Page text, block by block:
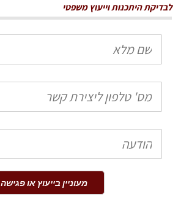
לבדיקת היתכנות וייעוץ משפטי
שם
מלא
טלפון
הודעה
מעוניין בייעוץ או פגישה